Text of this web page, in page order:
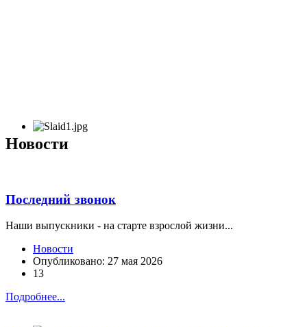
Новости
Последний звонок
Наши выпускники - на старте взрослой жизни...
Новости
Опубликовано: 27 мая 2026
13
Подробнее...